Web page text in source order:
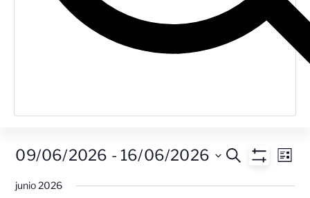
de
Buscar
Lista
09/06/2026 - 16/06/2026
fecha.
junio 2026